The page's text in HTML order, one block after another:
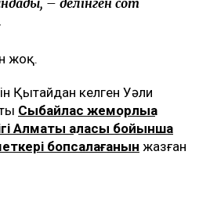
жоқ.
Қытайдан келген Уәли
Сыбайлас жемқорлыққа
Алматы қаласы бойынша
бопсалағанын жазған